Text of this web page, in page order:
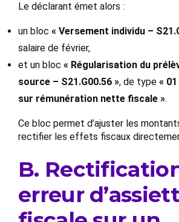
Le déclarant émet alors :
un bloc « Versement individu –
salaire de février,
et un bloc « Régularisation du
source – S21.G00.56 », de type «
sur rémunération nette fiscale ».
Ce bloc permet d’ajuster les
rectifier les effets fiscaux
B.
erreur